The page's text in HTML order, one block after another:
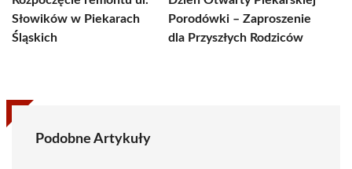
Słowików w Piekarach
Śląskich
Porodówki – Zaproszenie
dla Przyszłych Rodziców
Podobne Artykuły